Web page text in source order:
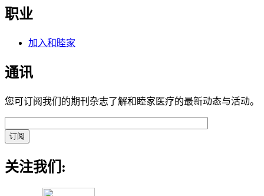
职业
加入和睦家
通讯
您可订阅我们的期刊杂志了解和睦家医疗的最新动态与活动。
关注我们: